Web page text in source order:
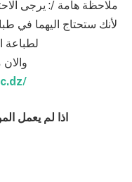
ملاحظة هامة /: يرجى
لأنك ستحتاج اليهما في
لطباعة
اذا لم يعمل